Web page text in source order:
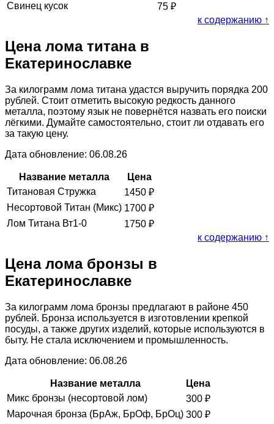
Свинец кусок
75 ₽
к содержанию ↑
Цена лома титана в
Екатеринославке
За килограмм лома титана удастся выручить порядка 200
рублей. Стоит отметить высокую редкость данного
металла, поэтому язык не повернётся назвать его поиски
лёгкими. Думайте самостоятельно, стоит ли отдавать его
за такую цену.
Дата обновление: 06.08.26
Название металла
Цена
Титановая Стружка
1450 ₽
Несортовой Титан (Микс) 1700 ₽
Лом Титана Вт1-0
1750 ₽
к содержанию ↑
Цена лома бронзы в
Екатеринославке
За килограмм лома бронзы предлагают в районе 450
рублей. Бронза используется в изготовлении крепкой
посуды, а также других изделий, которые используются в
быту. Не стала исключением и промышленность.
Дата обновление: 06.08.26
Название металла
Цена
Микс бронзы (несортовой лом)
300 ₽
Марочная бронза (БрАж, БрОф, БрОц) 300 ₽